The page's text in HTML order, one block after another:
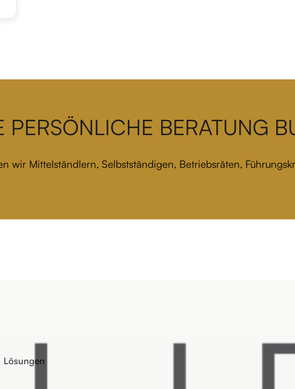
PERSÖNLICHE BERATUNG
wir Mittelständlern, Selbstständigen, Betriebsräten,
Lösungen